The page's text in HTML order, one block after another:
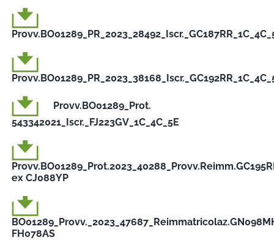
Provv.BO01289_Prot.
543342021_Iscr._FJ223GV_1C_4C_5E
ex CJ088YP
FH078AS